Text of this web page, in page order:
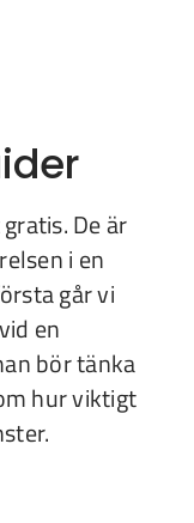
De är
i en
går vi
en
bör tänka
hur viktigt